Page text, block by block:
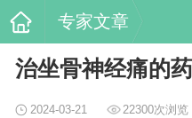
专家文章
治坐骨神经痛的
2024-03-21 22300次浏览